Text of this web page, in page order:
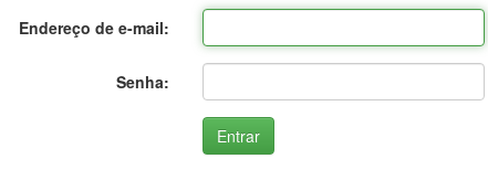
Endereço de e-mail:
Senha: